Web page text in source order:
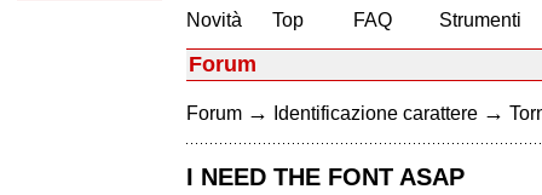
Novità
Top
FAQ
Strumenti
Forum
Forum → Identificazione carattere →
I NEED THE FONT ASAP